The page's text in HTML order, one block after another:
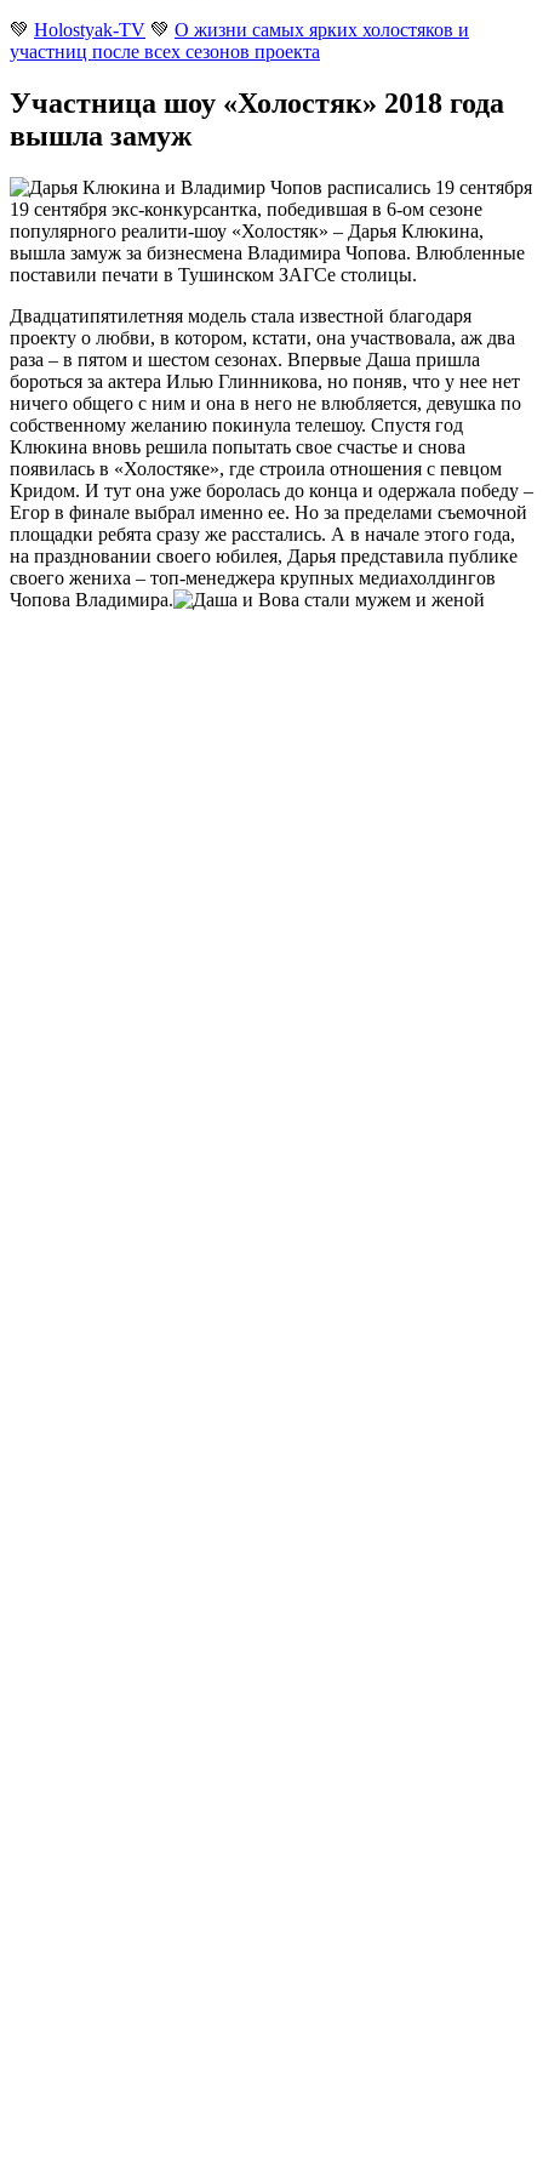
💚 Holostyak-TV 💚 О жизни самых ярких холостяков и
участниц после всех сезонов проекта
Участница шоу «Холостяк» 2018 года
вышла замуж
19 сентября экс-конкурсантка, победившая в 6-ом сезоне
популярного реалити-шоу «Холостяк» – Дарья Клюкина,
вышла замуж за бизнесмена Владимира Чопова. Влюбленные
поставили печати в Тушинском ЗАГСе столицы.
Двадцатипятилетняя модель стала известной благодаря
проекту о любви, в котором, кстати, она участвовала, аж два
раза – в пятом и шестом сезонах. Впервые Даша пришла
бороться за актера Илью Глинникова, но поняв, что у нее нет
ничего общего с ним и она в него не влюбляется, девушка по
собственному желанию покинула телешоу. Спустя год
Клюкина вновь решила попытать свое счастье и снова
появилась в «Холостяке», где строила отношения с певцом
Кридом. И тут она уже боролась до конца и одержала победу –
Егор в финале выбрал именно ее. Но за пределами съемочной
площадки ребята сразу же расстались. А в начале этого года,
на праздновании своего юбилея, Дарья представила публике
своего жениха – топ-менеджера крупных медиахолдингов
Чопова Владимира.